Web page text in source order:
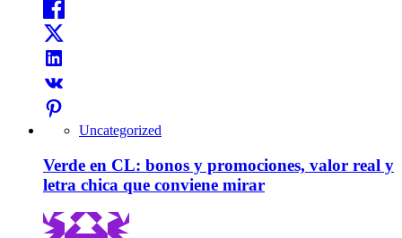
Uncategorized
Verde en CL: bonos y promociones, valor real y
letra chica que conviene mirar